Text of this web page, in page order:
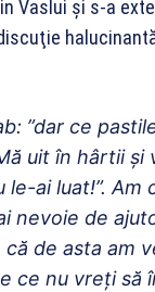
Vaslui şi s-a
”dar ce
uit în hârtii și
ai luat!”.
nevoie de
că de asta am
ce nu vreți să